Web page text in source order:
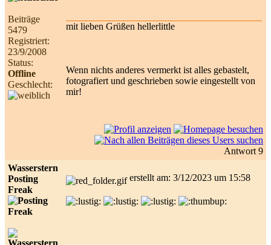
Beiträge
5479
Registriert:
23/9/2008
Status:
Offline
Geschlecht:
mit lieben Grüßen hellerlittle
Wenn nichts anderes vermerkt ist alles gebastelt,
fotografiert und geschrieben sowie eingestellt von
mir!
Antwort 9
Wasserstern
Posting
Freak
erstellt am: 3/12/2023 um 15:58